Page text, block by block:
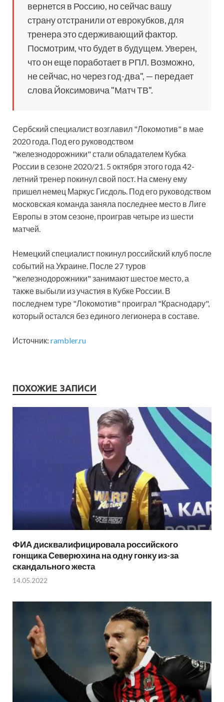
вернется в Россию, но сейчас вашу
страну отстранили от еврокубков, для
тренера это сдерживающий фактор.
Посмотрим, что будет в будущем. Уверен,
что он еще поработает в РПЛ. Возможно,
не сейчас, но через год-два", — передает
слова Йоксимовича "Матч ТВ".
Сербский специалист возглавил "Локомотив" в мае
2020 года. Под его руководством
"железнодорожники" стали обладателем Кубка
России в сезоне 2020/21. 5 октября этого года 42-
летний тренер покинул свой пост. На смену ему
пришел немец Маркус Гисдоль. Под его руководством
московская команда заняла последнее место в Лиге
Европы в этом сезоне, проиграв четыре из шести
матчей.
Немецкий специалист покинул российский клуб после
событий на Украине. После 27 туров
"железнодорожники" занимают шестое место, а
также выбыли из участия в Кубке России. В
последнем туре "Локомотив" проиграл "Краснодару",
который остался без единого легионера в составе.
Источник: rambler.ru
ПОХОЖИЕ ЗАПИСИ
ФИА дисквалифицировала российского
гонщика Северюхина на одну гонку из-за
скандального жеста
14.05.2022